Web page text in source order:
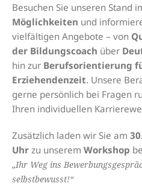
Besuchen Sie unseren Stand
Möglichkeiten und
vielfältigen Angebote – von
der Bildungscoach über
hin zur Berufsorientierung
Erziehendenzeit. Unsere
gerne persönlich bei Fragen
Ihren individuellen
Zusätzlich laden wir Sie am
Uhr zu unserem Workshop
„Ihr Weg ins
selbstbewusst!“